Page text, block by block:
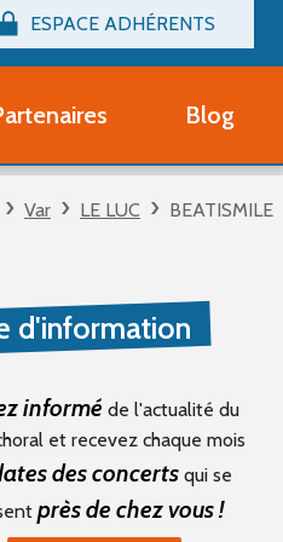
ESPACE ADHÉRENTS
Connexion
Blog
Var LE LUC BEATISMILE
d'information
informé de l'actualité du
et recevez chaque mois
des concertsqui se
près de chez vous !